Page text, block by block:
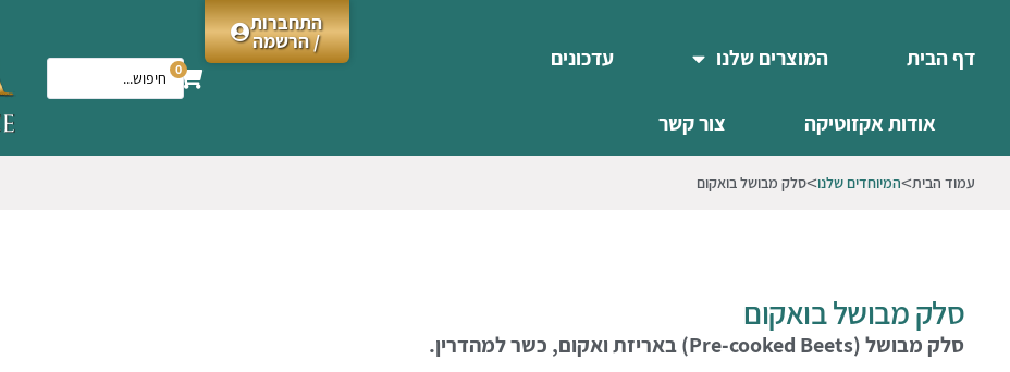
0
התחברות
/ הרשמה
דף הבית המוצרים שלנו עדכונים
אודות אקזוטיקה צור קשר
עמוד הבית המיוחדים שלנו סלק מבושל בואקום
סלק מבושל בואקום
סלק מבושל (Pre-cooked Beets) באריזת ואקום, כשר למהדרין.